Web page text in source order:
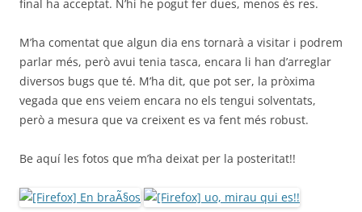
final ha acceptat. N’hi he pogut fer dues, menos és res.
M’ha comentat que algun dia ens tornarà a visitar i podrem
parlar més, però avui tenia tasca, encara li han d’arreglar
diversos bugs que té. M’ha dit, que pot ser, la pròxima
vegada que ens veiem encara no els tengui solventats,
però a mesura que va creixent es va fent més robust.
Be aquí les fotos que m’ha deixat per la posteritat!!